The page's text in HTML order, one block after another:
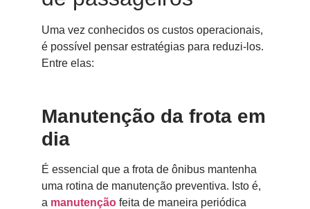
Uma vez conhecidos os custos operacionais,
é possível pensar estratégias para reduzi-los.
Entre elas:
Manutenção da frota em
dia
É essencial que a frota de ônibus mantenha
uma rotina de manutenção preventiva. Isto é,
a manutenção feita de maneira periódica